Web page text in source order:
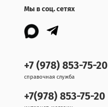
Мы в соц. сетях
+7 (978) 853-75-20
справочная служба
+7(978) 853-75-20